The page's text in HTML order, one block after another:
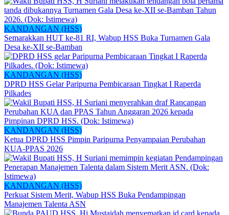
KANDANGAN (HSS)
Semarakkan HUT ke-81 RI, Wabup HSS Buka Turnamen Gala
Desa ke-XII se-Bamban
KANDANGAN (HSS)
DPRD HSS Gelar Paripurna Pembicaraan Tingkat I Raperda
Pilkades
KANDANGAN (HSS)
Ketua DPRD HSS Pimpin Paripurna Penyampaian Perubahan
KUA-PPAS 2026
KANDANGAN (HSS)
Perkuat Sistem Merit, Wabup HSS Buka Pendampingan
Manajemen Talenta ASN